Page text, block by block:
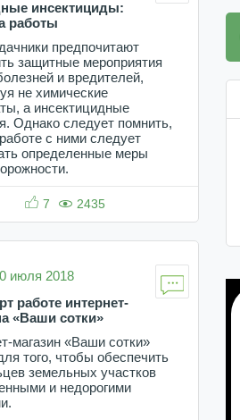
инсектициды:
работы
предпочитают
защитные мероприятия
и вредителей,
не химические
а инсектицидные
Однако следует помнить,
с ними следует
определенные меры
7 2435
июля 2018
работе интернет-
«Ваши сотки»
магазин «Ваши сотки»
того, чтобы обеспечить
земельных участков
и недорогими